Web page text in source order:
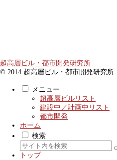
超高層ビル・都市開発研究所
© 2014 超高層ビル・都市開発研究所.
メニュー
超高層ビルリスト
建設中／計画中リスト
都市開発
ホーム
検索
トップ